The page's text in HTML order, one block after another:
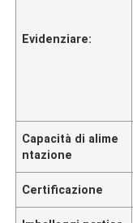
Evidenziare:
Capacità di alime
ntazione
Certificazione